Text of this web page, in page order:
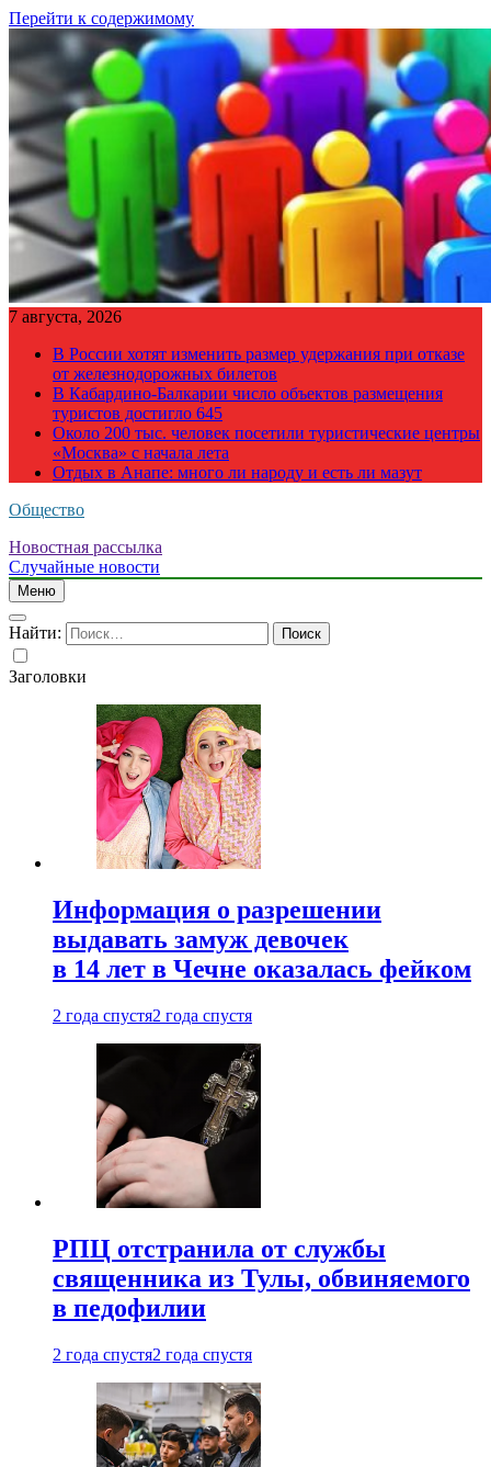
Перейти к содержимому
7 августа, 2026
В России хотят изменить размер удержания при отказе
от железнодорожных билетов
В Кабардино-Балкарии число объектов размещения
туристов достигло 645
Около 200 тыс. человек посетили туристические центры
«Москва» с начала лета
Отдых в Анапе: много ли народу и есть ли мазут
Общество
Новостная рассылка
Случайные новости
Меню
Найти:
Заголовки
Информация о разрешении
выдавать замуж девочек
в 14 лет в Чечне оказалась фейком
2 года спустя2 года спустя
РПЦ отстранила от службы
священника из Тулы, обвиняемого
в педофилии
2 года спустя2 года спустя